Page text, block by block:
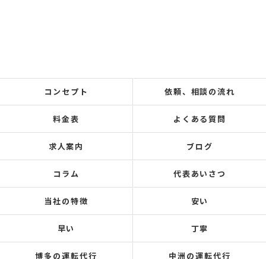
コンセプト 依頼、相談の流れ
料金表 よくある質問
求人案内 ブログ
コラム 代表あいさつ
当社の特徴 安い
早い 丁寧
博多の運転代行 中洲の運転代行